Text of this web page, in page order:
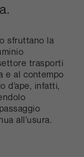
sfruttano la
trasporti
e al contempo
d’ape, infatti,
all’usura.